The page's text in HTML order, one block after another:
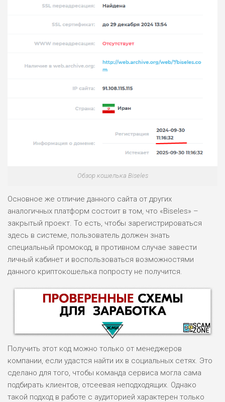
Обзор кошелька Biseles
Основное же отличие данного сайта от других
аналогичных платформ состоит в том, что «Biseles» –
закрытый проект. То есть, чтобы зарегистрироваться
здесь в системе, пользователь должен знать
специальный промокод, в противном случае завести
личный кабинет и воспользоваться возможностями
данного криптокошелька попросту не получится.
НАЗВАНИЕ ОБЗОР
Получить этот код можно только от менеджеров
компании, если удастся найти их в социальных сетях. Это
сделано для того, чтобы команда сервиса могла сама
подбирать клиентов, отсеевая неподходящих. Однако
такой подход в работе с аудиторией характерен только